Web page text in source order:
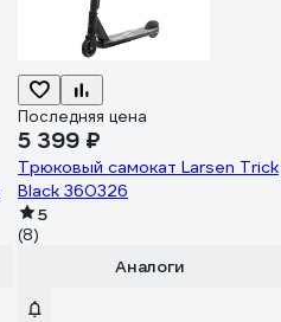
Последняя цена
5 399 ₽
Трюковый самокат Larsen Trick
Black 360326
5
(8)
Аналоги